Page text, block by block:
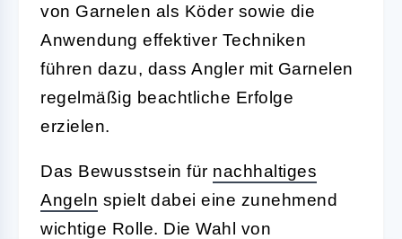
von Garnelen als Köder sowie die
Anwendung effektiver Techniken
führen dazu, dass Angler mit Garnelen
regelmäßig beachtliche Erfolge
erzielen.
Das Bewusstsein für nachhaltiges
Angeln spielt dabei eine zunehmend
wichtige Rolle. Die Wahl von